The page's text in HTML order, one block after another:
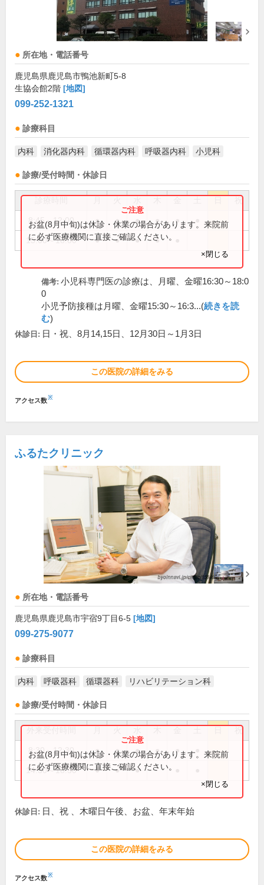
所在地・電話番号
鹿児島県鹿児島市鴨池新町5-8
生協会館2階 [地図]
099-252-1321
診療科目
内科 消化器内科 循環器内科 呼吸器内科 小児科
診療/受付時間・休診日
祝
8:45～12:00 ● ● ● ● ●
15:00～18:00 ● ● ● ●
お盆(8月中旬)は休診・休業の場合があります。来院前
に必ず医療機関に直接ご確認ください。
×閉じる
備考: 小児科専門医の診療は、月曜、金曜16:30～18:0
0
小児予防接種は月曜、金曜15:30～16:3...(続きを読
む)
休診日: 日・祝、8月14,15日、12月30日～1月3日
この医院の詳細をみる
アクセス数※
ふるたクリニック
所在地・電話番号
鹿児島県鹿児島市宇宿9丁目6-5 [地図]
099-275-9077
診療科目
内科 呼吸器科 循環器科 リハビリテーション科
診療/受付時間・休診日
祝
8:30～12:30 ● ● ● ● ●
14:30～18:30 ● ● ●
お盆(8月中旬)は休診・休業の場合があります。来院前
に必ず医療機関に直接ご確認ください。
×閉じる
休診日: 日、祝 、木曜日午後、お盆、年末年始
この医院の詳細をみる
アクセス数※